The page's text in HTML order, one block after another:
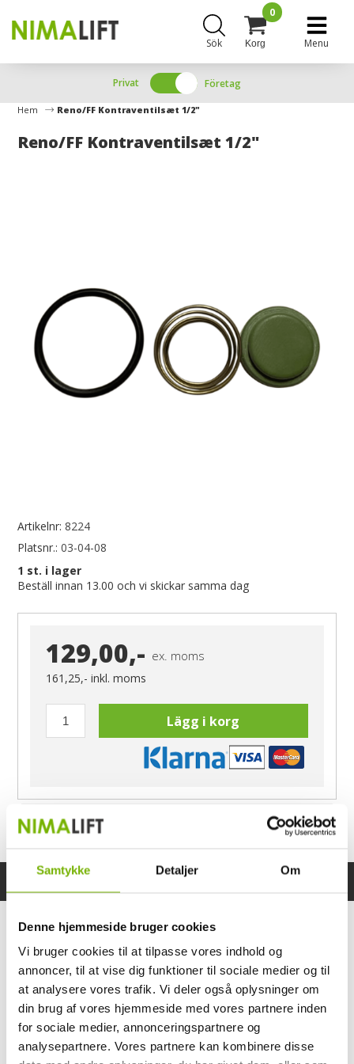
Samtykke Detaljer Om
Denne hjemmeside bruger cookies
Vi bruger cookies til at tilpasse vores indhold og
annoncer, til at vise dig funktioner til sociale medier og til
at analysere vores trafik. Vi deler også oplysninger om
din brug af vores hjemmeside med vores partnere inden
for sociale medier, annonceringspartnere og
analysepartnere. Vores partnere kan kombinere disse
Sök Korg
0
Menu
Privat Företag
Hem Reno/FF Kontraventilsæt 1/2"
Reno/FF Kontraventilsæt 1/2"
Artikelnr: 8224
Platsnr.: 03-04-08
1 st. i lager
Beställ innan 13.00 och vi skickar samma dag
129,00,- ex. moms
161,25,-inkl. moms
Lägg i korg
Ring Morten